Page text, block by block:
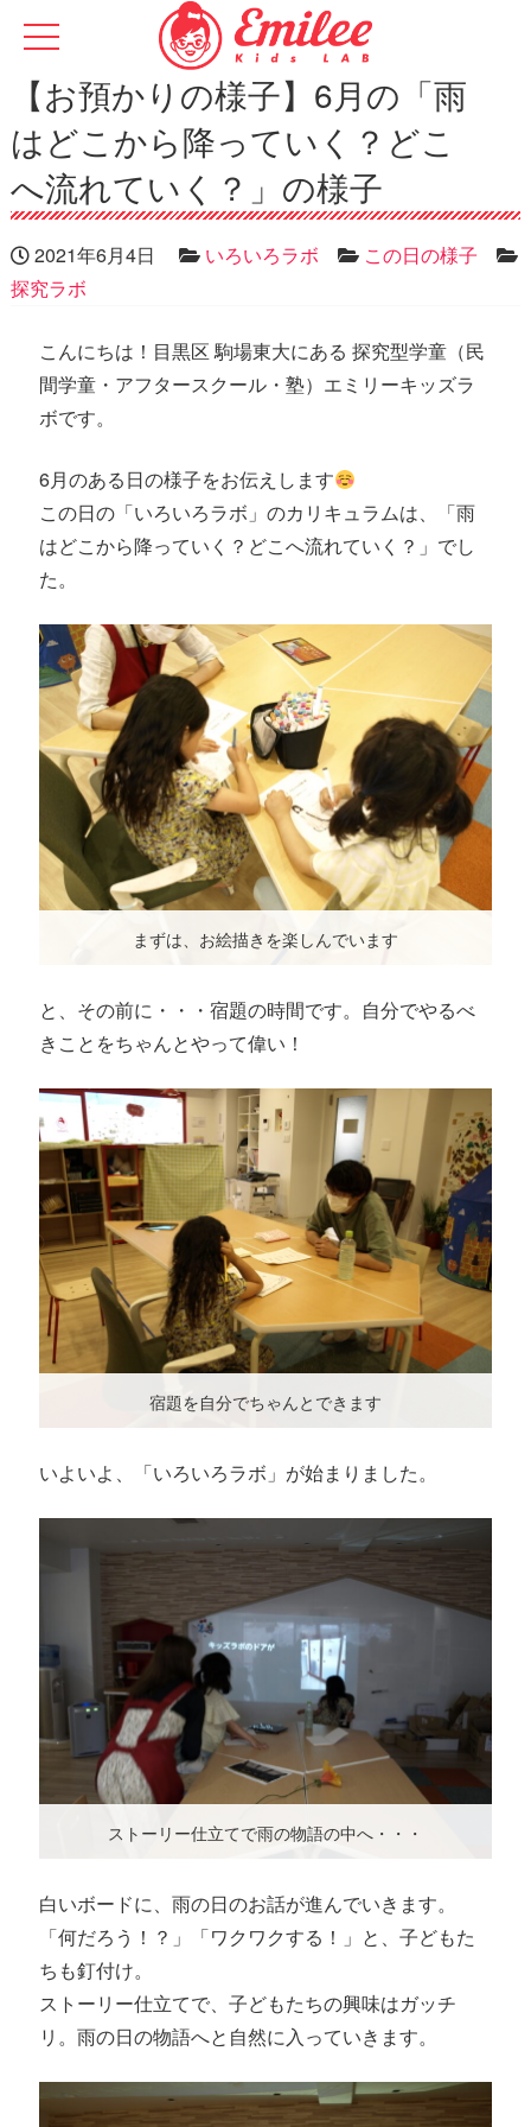
【お預かりの様子】6月の「雨
はどこから降っていく？どこ
へ流れていく？」の様子
2021年6月4日 いろいろラボ
この日の様子
探究ラボ
こんにちは！目黒区 駒場東大にある 探究型学童（民
間学童・アフタースクール・塾）エミリーキッズラ
ボです。
6月のある日の様子をお伝えします
この日の「いろいろラボ」のカリキュラムは、「雨
はどこから降っていく？どこへ流れていく？」でし
た。
まずは、お絵描きを楽しんでいます
と、その前に・・・宿題の時間です。自分でやるべ
きことをちゃんとやって偉い！
宿題を自分でちゃんとできます
いよいよ、「いろいろラボ」が始まりました。
ストーリー仕立てで雨の物語の中へ・・・
白いボードに、雨の日のお話が進んでいきます。
「何だろう！？」「ワクワクする！」と、子どもた
ちも釘付け。
ストーリー仕立てで、子どもたちの興味はガッチ
リ。雨の日の物語へと自然に入っていきます。